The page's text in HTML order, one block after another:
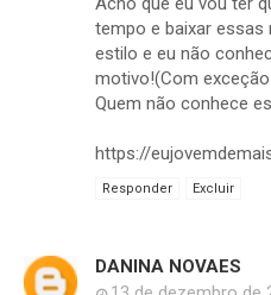
tempo e baixar
estilo e eu não
motivo!(Com
Quem não conhece
https://
Responder Excluir
DANINA NOVAES